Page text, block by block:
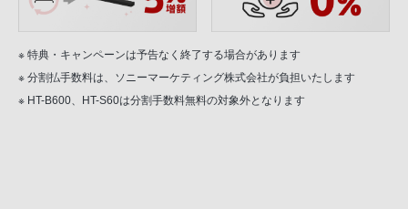
※ 特典・キャンペーンは予告なく終了する場合があります
※ 分割払手数料は、ソニーマーケティング株式会社が負担いたします
※ HT-B600、HT-S60は分割手数料無料の対象外となります